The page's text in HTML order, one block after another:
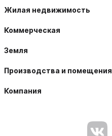
Жилая недвижимость
Коммерческая
Земля
Производства и помещения
Компания